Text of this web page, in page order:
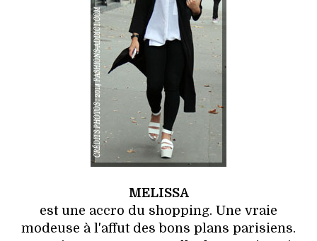
MELISSA
est une accro du shopping. Une vraie
modeuse à l'affut des bons plans parisiens.